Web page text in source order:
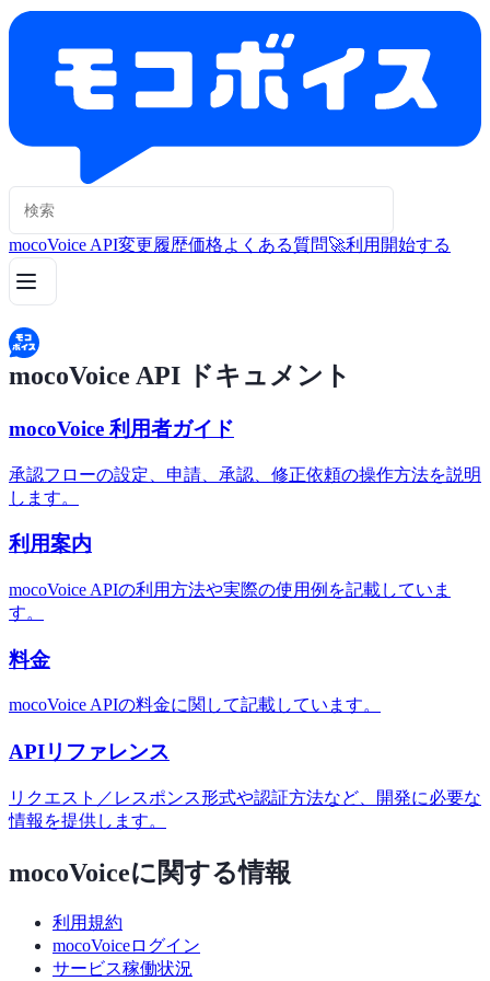
mocoVoice API変更履歴価格よくある質問🚀利用開始する
mocoVoice API ドキュメント
mocoVoice 利用者ガイド
承認フローの設定、申請、承認、修正依頼の操作方法を説明
します。
利用案内
mocoVoice APIの利用方法や実際の使用例を記載していま
す。
料金
mocoVoice APIの料金に関して記載しています。
APIリファレンス
リクエスト／レスポンス形式や認証方法など、開発に必要な
情報を提供します。
mocoVoiceに関する情報
利用規約
mocoVoiceログイン
サービス稼働状況